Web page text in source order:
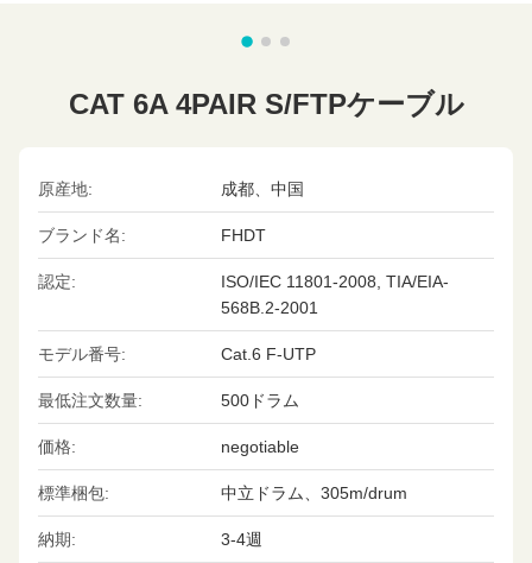
CAT 6A 4PAIR S/FTPケーブル
原産地: 成都、中国
ブランド名: FHDT
認定:
ISO/IEC 11801-2008, TIA/EIA-
568B.2-2001
モデル番号: Cat.6 F-UTP
最低注文数量: 500ドラム
価格: negotiable
標準梱包: 中立ドラム、305m/drum
納期: 3-4週